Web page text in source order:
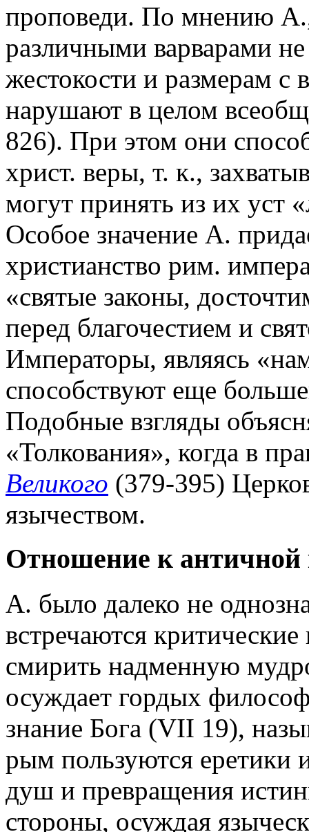
проповеди. По мнению А.,
различными варварами
жестокости и размерам с
нарушают в целом
826). При этом они
христ. веры, т. к.,
могут принять из их уст
Особое значение А.
христианство рим.
«святые законы,
перед благочестием и
Императоры, являясь
способствуют еще
Подобные взгляды
«Толкования», когда в
Великого (379-395)
язычеством.
Отношение к античной
А. было далеко не
встречаются
смирить надменную
осуждает гордых
знание Бога (VII 19),
рым пользуются
душ и превращения
стороны, осуждая